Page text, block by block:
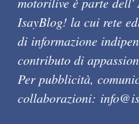
IsayBlog! la cui rete
di informazione
contributo di
Per pubblicità,
collaborazioni: